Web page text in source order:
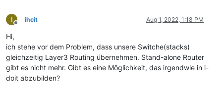
I
Offline
ihcit Aug 1, 2022, 1:18 PM
Hi,
ich stehe vor dem Problem, dass unsere Switche(stacks)
gleichzeitig Layer3 Routing übernehmen. Stand-alone Router
gibt es nicht mehr. Gibt es eine Möglichkeit, das irgendwie in i-
doit abzubilden?